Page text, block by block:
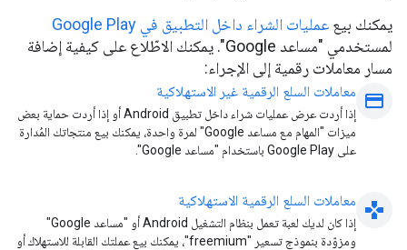
يمكنك بيع عمليات الشراء داخل التطبيق في Google Play
لمستخدمي "مساعد Google". يمكنك الاطّلاع على كيفية إضافة
مسار معاملات رقمية إلى الإجراء:
payment معاملات السلع الرقمية غير الاستهلاكية
إذا أردت عرض عمليات شراء داخل تطبيق Android أو إذا أردت حماية بعض
ميزات "المهام مع مساعد Google" لمرة واحدة، يمكنك بيع منتجاتك المُدارة
على Google Play باستخدام "مساعد Google".
gamepad معاملات السلع الرقمية الاستهلاكية
إذا كان لديك لعبة تعمل بنظام التشغيل Android أو "مساعد Google"
ومزوّدة بنموذج تسعير "freemium"، يمكنك بيع عملتك القابلة للاستهلاك أو